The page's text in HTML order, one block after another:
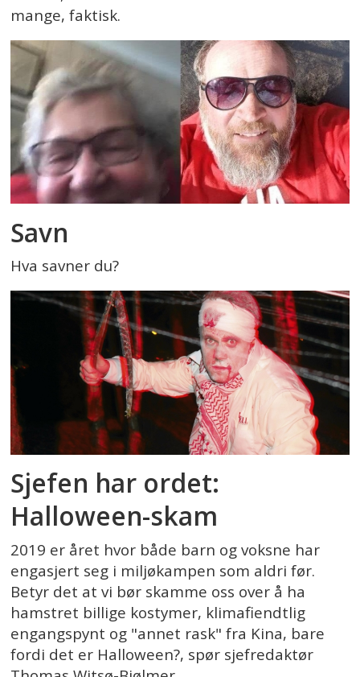
mange, faktisk.
Savn
Hva savner du?
Sjefen har ordet:
Halloween-skam
2019 er året hvor både barn og voksne har
engasjert seg i miljøkampen som aldri før.
Betyr det at vi bør skamme oss over å ha
hamstret billige kostymer, klimafiendtlig
engangspynt og "annet rask" fra Kina, bare
fordi det er Halloween?, spør sjefredaktør